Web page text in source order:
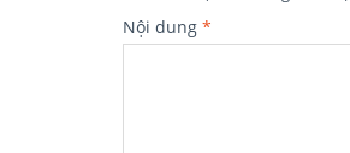
Nội dung *